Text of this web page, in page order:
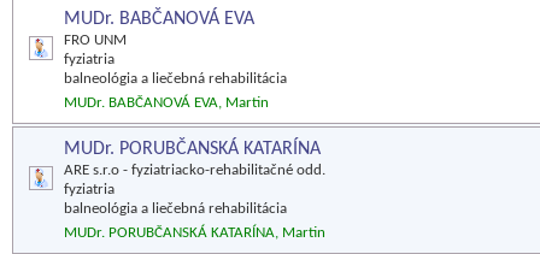
MUDr. BABČANOVÁ EVA
FRO UNM
fyziatria
balneológia a liečebná rehabilitácia
MUDr. BABČANOVÁ EVA, Martin
MUDr. PORUBČANSKÁ KATARÍNA
ARE s.r.o - fyziatriacko-rehabilitačné odd.
fyziatria
balneológia a liečebná rehabilitácia
MUDr. PORUBČANSKÁ KATARÍNA, Martin